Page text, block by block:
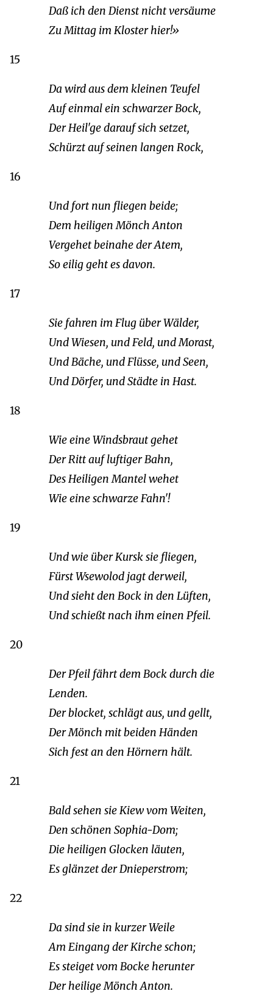
Daß ich den Dienst nicht versäume
Zu Mittag im Kloster hier!»
15
Da wird aus dem kleinen Teufel
Auf einmal ein schwarzer Bock,
Der Heil'ge darauf sich setzet,
Schürzt auf seinen langen Rock,
16
Und fort nun fliegen beide;
Dem heiligen Mönch Anton
Vergehet beinahe der Atem,
So eilig geht es davon.
17
Sie fahren im Flug über Wälder,
Und Wiesen, und Feld, und Morast,
Und Bäche, und Flüsse, und Seen,
Und Dörfer, und Städte in Hast.
18
Wie eine Windsbraut gehet
Der Ritt auf luftiger Bahn,
Des Heiligen Mantel wehet
Wie eine schwarze Fahn'!
19
Und wie über Kursk sie fliegen,
Fürst Wsewolod jagt derweil,
Und sieht den Bock in den Lüften,
Und schießt nach ihm einen Pfeil.
20
Der Pfeil fährt dem Bock durch die
Lenden.
Der blocket, schlägt aus, und gellt,
Der Mönch mit beiden Händen
Sich fest an den Hörnern hält.
21
Bald sehen sie Kiew vom Weiten,
Den schönen Sophia-Dom;
Die heiligen Glocken läuten,
Es glänzet der Dnieperstrom;
22
Da sind sie in kurzer Weile
Am Eingang der Kirche schon;
Es steiget vom Bocke herunter
Der heilige Mönch Anton.